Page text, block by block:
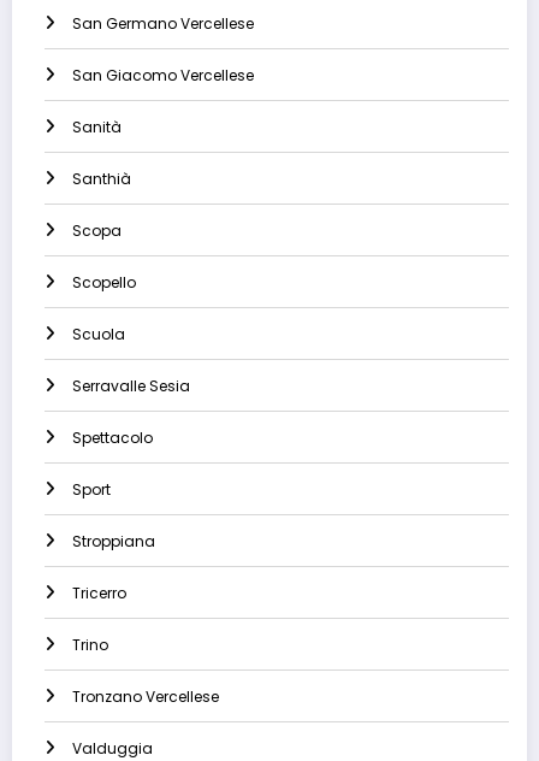
San Germano Vercellese
San Giacomo Vercellese
Sanità
Santhià
Scopa
Scopello
Scuola
Serravalle Sesia
Spettacolo
Sport
Stroppiana
Tricerro
Trino
Tronzano Vercellese
Valduggia